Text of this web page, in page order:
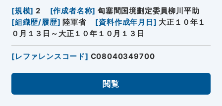
[規模] 2 [作成者名称] 匈塞間国境劃定委員柳川平助
[組織歴/履歴] 陸軍省 [資料作成年月日 ] 大正１０年１
０月１３日～大正１０年１０月１３日
[レファレンスコード] C08040349700
閲覧